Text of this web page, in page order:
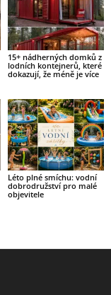
15+ nádherných domků z
lodních kontejnerů, které
dokazují, že méně je více
Léto plné smíchu: vodní
dobrodružství pro malé
objevitele